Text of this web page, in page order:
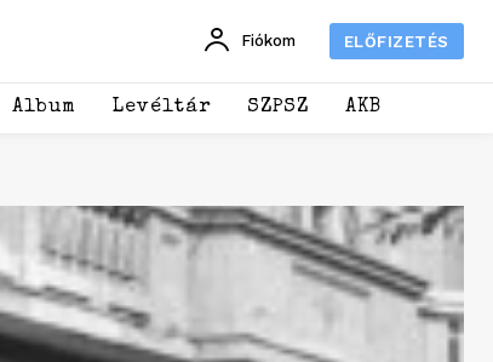
Fiókom ELŐFIZETÉS
Album Levéltár SZPSZ AKB